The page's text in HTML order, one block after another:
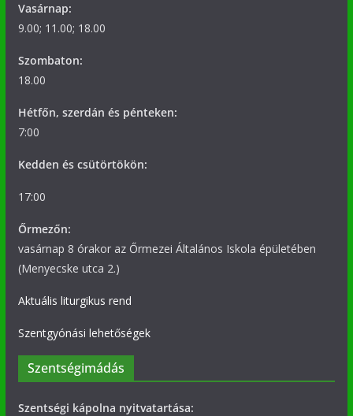
Vasárnap:
9.00; 11.00; 18.00
Szombaton:
18.00
Hétfőn, szerdán és pénteken:
7:00
Kedden és csütörtökön:
17:00
Őrmezőn:
vasárnap 8 órakor az Őrmezei Általános Iskola épületében
(Menyecske utca 2.)
Aktuális liturgikus rend
Szentgyónási lehetőségek
Szentségimádás
Szentségi kápolna nyitvatartása: